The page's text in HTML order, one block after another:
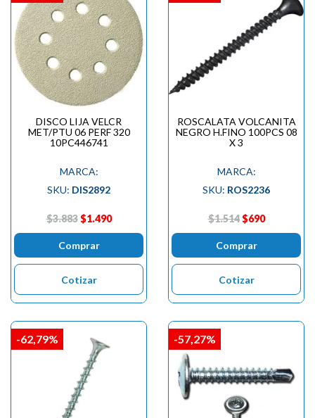
DISCO LIJA VELCR
MET/PTU 06 PERF 320
10PC446741
MARCA:
SKU: DIS2892
$3.883 $1.490
Comprar
Cotizar
ROSCALATA VOLCANITA
NEGRO H.FINO 100PCS 08
X 3
MARCA:
SKU: ROS2236
$1.514 $690
Comprar
Cotizar
-62,79% -57,27%